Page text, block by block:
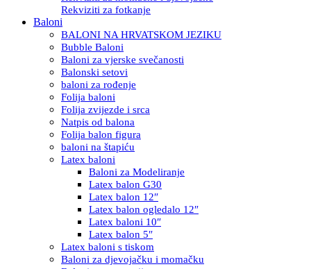
Rekviziti za fotkanje
Baloni
BALONI NA HRVATSKOM JEZIKU
Bubble Baloni
Baloni za vjerske svečanosti
Balonski setovi
baloni za rođenje
Folija baloni
Folija zvijezde i srca
Natpis od balona
Folija balon figura
baloni na štapiću
Latex baloni
Baloni za Modeliranje
Latex balon G30
Latex balon 12″
Latex balon ogledalo 12″
Latex baloni 10″
Latex balon 5″
Latex baloni s tiskom
Baloni za djevojačku i momačku